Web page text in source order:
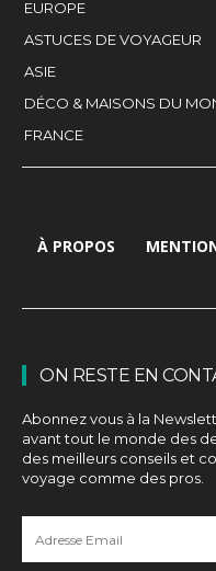
EUROPE
ASTUCES DE VOYAGEUR
ASIE
DÉCO & MAISONS DU
FRANCE
À PROPOS
ON RESTE EN
Abonnez vous à la
avant tout le monde des
des meilleurs conseils et
voyage comme des pros.